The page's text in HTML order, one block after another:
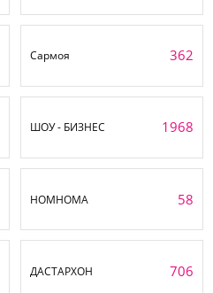
Сармоя 362
ШОУ - БИЗНЕС 1968
НОМНОМА 58
ДАСТАРХОН 706